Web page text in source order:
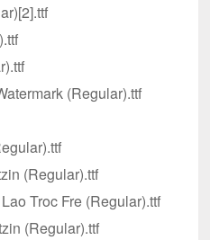
(Regular).ttf
(Regular).ttf
Troc Fre (Regular).ttf
(Regular).ttf